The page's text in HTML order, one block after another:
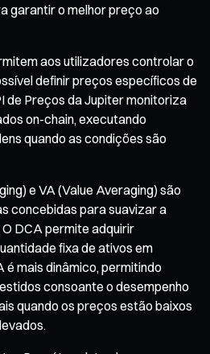
garantir o melhor preço ao
aos utilizadores controlar o
definir preços específicos de
de Preços da Jupiter monitoriza
on-chain, executando
quando as condições são
e VA (Value Averaging) são
concebidas para suavizar a
DCA permite adquirir
fixa de ativos em
é mais dinâmico, permitindo
consoante o desempenho
quando os preços estão baixos